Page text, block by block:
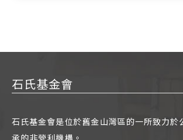
石氏基金會
石氏基金會是位於舊金山灣區的一所致力於
承的非營利機構。